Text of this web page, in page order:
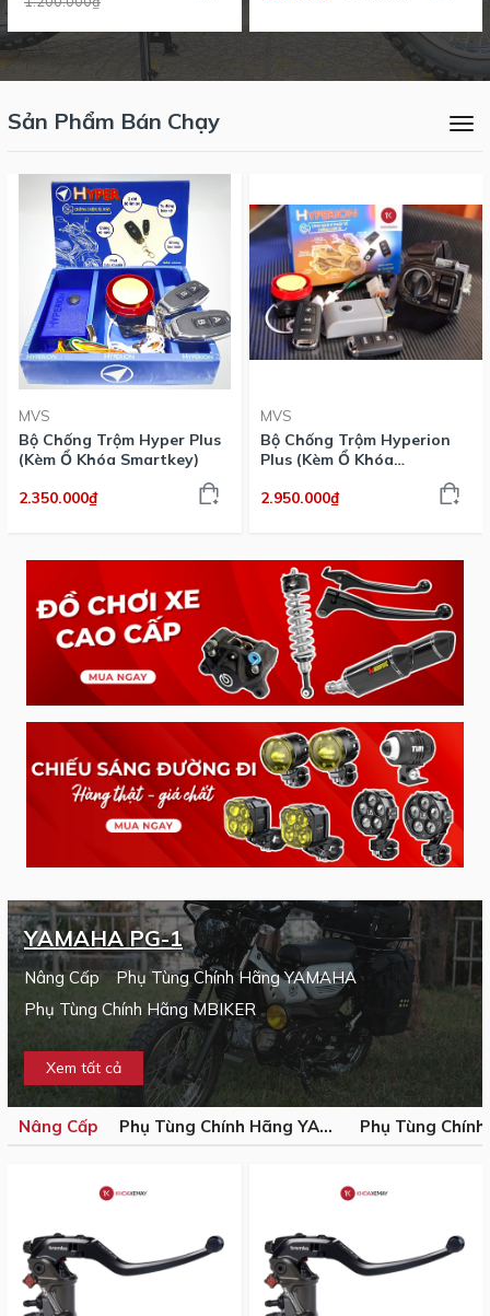
Sản Phẩm Bán Chạy
MVS
Bộ Chống Trộm Hyper Plus
(Kèm Ổ Khóa Smartkey)
2.350.000₫
MVS
Bộ Chống Trộm Hyperion
Plus (Kèm Ổ Khóa
2.950.000₫
YAMAHA PG-1
Nâng Cấp
Phụ Tùng Chính Hãng YAMAHA
Phụ Tùng Chính Hãng MBIKER
Xem tất cả
Nâng Cấp Phụ Tùng Chính Hãng YAMAHA